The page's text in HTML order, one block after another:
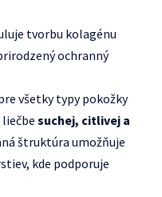
tvorbu kolagénu
ochranný
všetky typy pokožky
suchej, citlivej a
štruktúra umožňuje
kde podporuje